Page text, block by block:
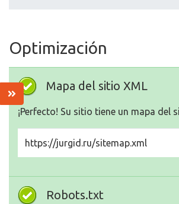
Optimización
Mapa del sitio XML
¡Perfecto! Su sitio tiene un mapa del
https://jurgid.ru/sitemap.xml
Robots.txt